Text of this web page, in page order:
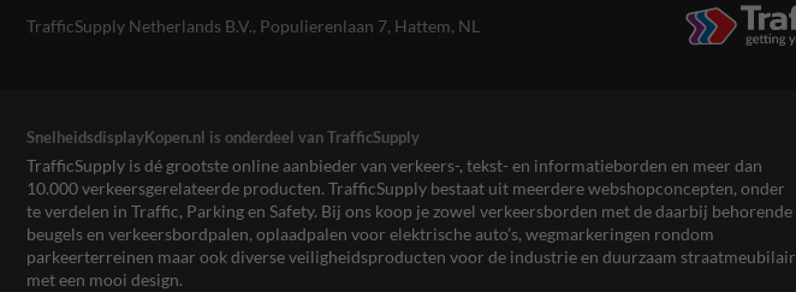
TrafficSupply Netherlands B.V., Populierenlaan 7, Hattem, NL
SnelheidsdisplayKopen.nl is onderdeel van TrafficSupply
TrafficSupply is dé grootste online aanbieder van verkeers-, tekst- en informatieborden en meer dan
10.000 verkeersgerelateerde producten. TrafficSupply bestaat uit meerdere webshopconcepten, onder
te verdelen in Traffic, Parking en Safety. Bij ons koop je zowel verkeersborden met de daarbij behorende
beugels en verkeersbordpalen, oplaadpalen voor elektrische auto’s, wegmarkeringen rondom
parkeerterreinen maar ook diverse veiligheidsproducten voor de industrie en duurzaam straatmeubilair
met een mooi design.